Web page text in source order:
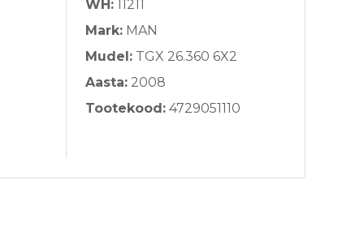
WH: 11211
Mark: MAN
Mudel: TGX 26.360 6X2
Aasta: 2008
Tootekood: 4729051110